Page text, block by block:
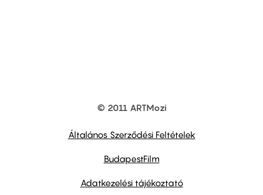
© 2011 ARTMozi
Általános Szerződési Feltételek
BudapestFilm
Adatkezelési tájékoztató